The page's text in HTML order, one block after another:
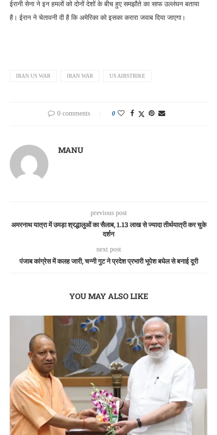
ईरानी सेना ने इन हमलों को दोनों देशों के बीच हुए समझौते का साफ उल्लंघन बताया
है। ईरान ने चेतावनी दी है कि अमेरिका को इसका करारा जवाब दिया जाएगा।
IRAN US WAR IRAN WAR US AIRSTRIKE
0 comments 0
MANU
previous post
अमरनाथ यात्रा में उमड़ा श्रद्धालुओं का सैलाब, 1.13 लाख से ज्यादा तीर्थयात्री कर चुके
दर्शन
next post
पंजाब कांग्रेस में कलह जारी, चन्नी गुट ने प्रदेश प्रभारी भूपेश बघेल से बनाई दूरी
YOU MAY ALSO LIKE